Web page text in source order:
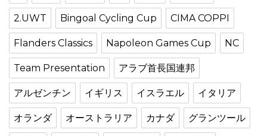
2.UWT Bingoal Cycling Cup CIMA COPPI
Flanders Classics Napoleon Games Cup NC
Team Presentation アラブ首長国連邦
アルゼンチン イギリス イスラエル イタリア
オランダ オーストラリア カナダ グランツール